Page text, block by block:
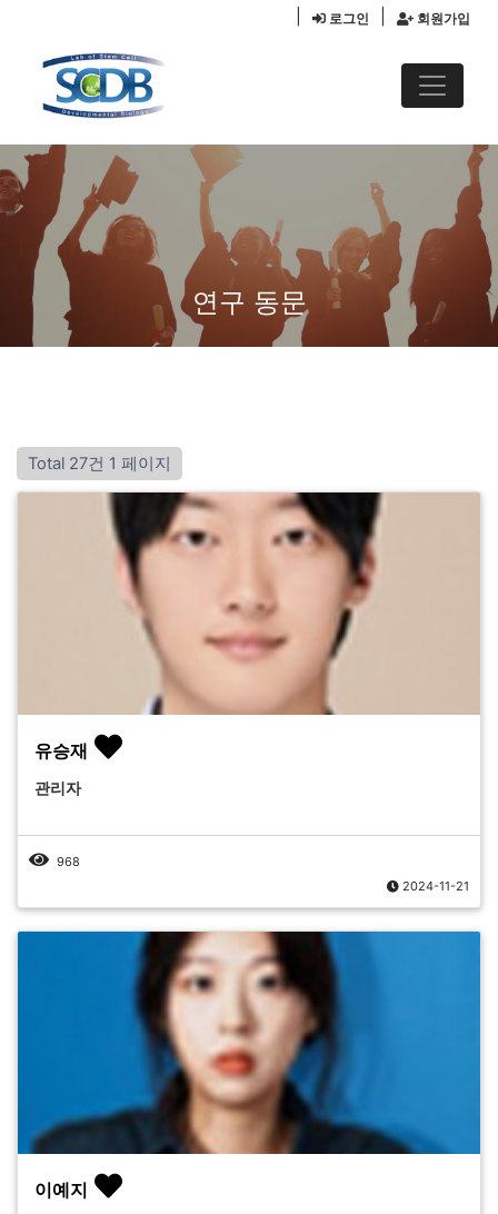
회원가입
로그인
연구 동문
Total 27건 1 페이지
유승재
관리자
968
2024-11-21
이예지